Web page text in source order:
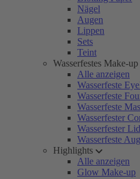
Nägel
Augen
Lippen
Sets
Teint
Wasserfestes Make-up
Alle anzeigen
Wasserfeste
Wasserfeste
Wasserfeste
Wasserfester
Wasserfester
Wasserfeste
Highlights
Alle anzeigen
Glow Make-up